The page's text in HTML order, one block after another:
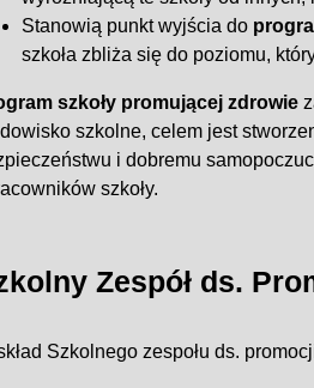
Stanowią punkt wyjścia do
szkoła zbliża się do poziomu,
szkoły promującej zdrowie
szkolne, celem jest
i dobremu
szkoły.
Zespół ds.
Szkolnego zespołu ds.